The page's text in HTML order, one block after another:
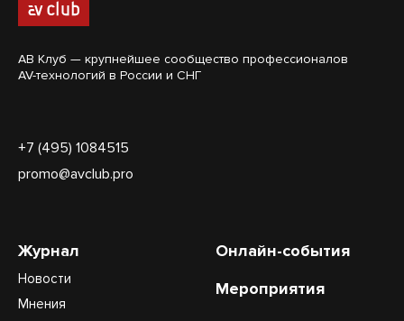
АВ Клуб — крупнейшее сообщество профессионалов
AV-технологий в России и СНГ
+7 (495) 1084515
promo@avclub.pro
Журнал
Новости
Мнения
Онлайн-события
Мероприятия